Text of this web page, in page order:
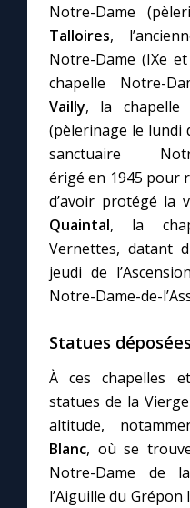
Notre-Dame
Talloires,
Notre-Dame (IXe
chapelle Notre-
Vailly, la chapelle
(pèlerinage le lundi
sanctuaire Notre-
érigé en 1945 pour
d’avoir protégé la
Quaintal, la
Vernettes, datant
jeudi de
Notre-Dame-de-
Statues
À ces chapelles
statues de la
altitude,
Blanc, où se
Notre-Dame de
l’Aiguille du Grépon